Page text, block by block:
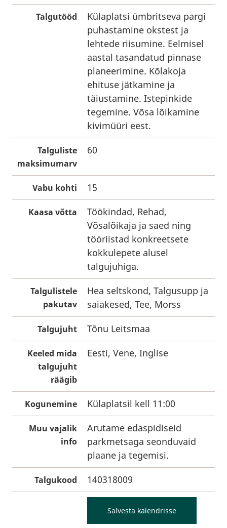
Talgutööd
Külaplatsi ümbritseva pargi
puhastamine okstest ja
lehtede riisumine. Eelmisel
aastal tasandatud pinnase
planeerimine. Kõlakoja
ehituse jätkamine ja
täiustamine. Istepinkide
tegemine. Võsa lõikamine
kivimüüri eest.
Talguliste
maksimumarv
60
Vabu kohti 15
Kaasa võtta
Töökindad, Rehad,
Võsalõikaja ja saed ning
tööriistad konkreetsete
kokkulepete alusel
talgujuhiga.
Talgulistele
pakutav
Hea seltskond, Talgusupp ja
saiakesed, Tee, Morss
Talgujuht Tõnu Leitsmaa
Keeled mida
talgujuht
räägib
Eesti, Vene, Inglise
Kogunemine Külaplatsil kell 11:00
Muu vajalik
info
Arutame edaspidiseid
parkmetsaga seonduvaid
plaane ja tegemisi.
Talgukood 140318009
Salvesta kalendrisse